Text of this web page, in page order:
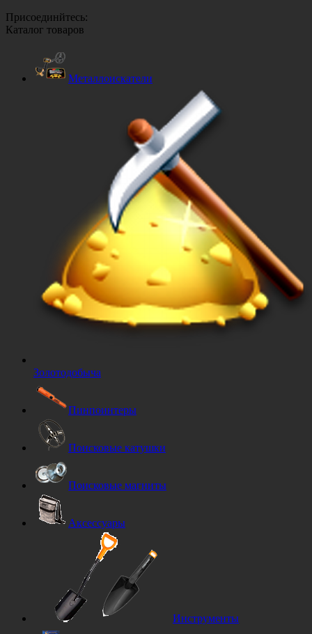
Присоединйтесь:
Каталог товаров
Металлоискатели
Золотодобыча
Пинпоинтеры
Поисковые катушки
Поисковые магниты
Аксессуары
Инструменты